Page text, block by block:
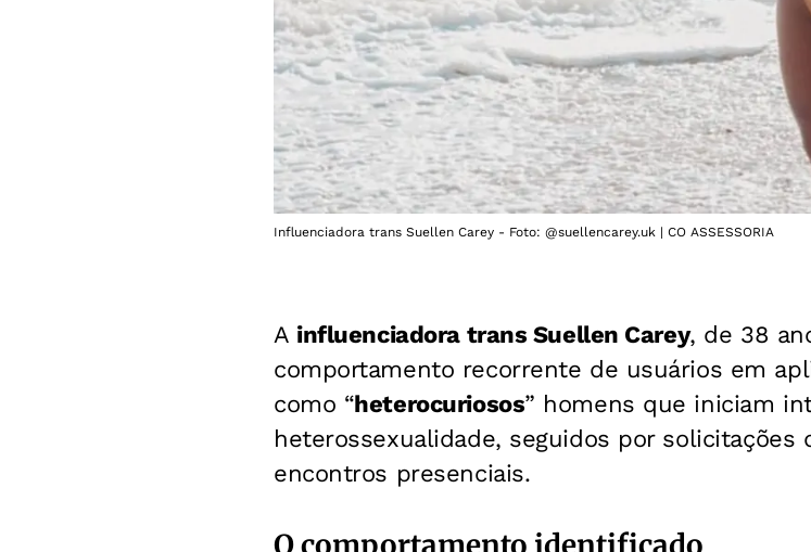
Influenciadora trans Suellen Carey - Foto: @suellencarey.uk | CO ASSESSORIA
A influenciadora trans Suellen Carey, de 38
comportamento recorrente de usuários em
como “heterocuriosos” homens que iniciam
heterossexualidade, seguidos por solicitações
encontros presenciais.
O comportamento identificado